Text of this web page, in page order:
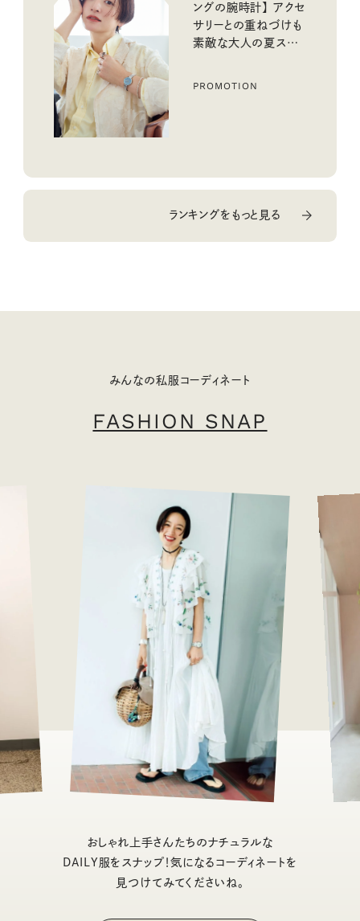
ングの腕時計】 アクセ
サリーとの重ねづけも
素敵な大人の夏スタイ
PROMOTION
ランキングをもっと見る
みんなの私服コーディネート
FASHION SNAP
おしゃれ上手さんたちのナチュラルな
DAILY服をスナップ！気になるコーディネートを
見つけてみてくださいね。